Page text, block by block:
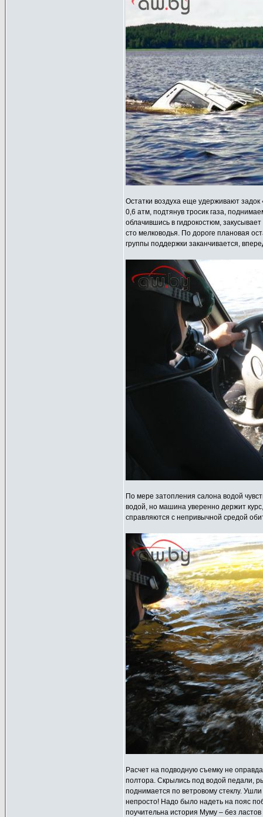
Остатки воздуха еще удерживают
0,6 атм, подтянув тросик газа,
облачившись в гидрокостюм,
сто мелководья. По дороге плановая
группы поддержки заканчивается,
По мере затопления салона водой
водой, но машина уверенно держит
справляются с непривычной средой
Расчет на подводную съемку не
полтора. Скрылись под водой педали,
поднимается по ветровому стеклу.
непросто! Надо было надеть на пояс
поучительна история Муму – без